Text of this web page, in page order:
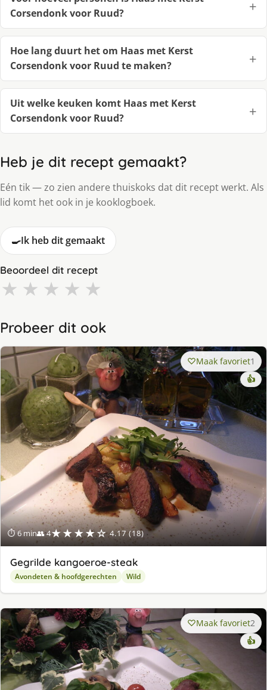
Corsendonk voor Ruud?
Hoe lang duurt het om Haas met Kerst
Corsendonk voor Ruud te maken?
Uit welke keuken komt Haas met Kerst
Corsendonk voor Ruud?
Heb je dit recept gemaakt?
Eén tik — zo zien andere thuiskoks dat dit recept werkt. Als
lid komt het ook in je kooklogboek.
🍳Ik heb dit gemaakt
Beoordeel dit recept
★ ★ ★ ★ ★
Probeer dit ook
⏱ 6 min👥 4★★★★☆ 4.17 (18)
Maak favoriet1
👍
Gegrilde kangoeroe-steak
Avondeten & hoofdgerechten Wild
Maak favoriet2
👍